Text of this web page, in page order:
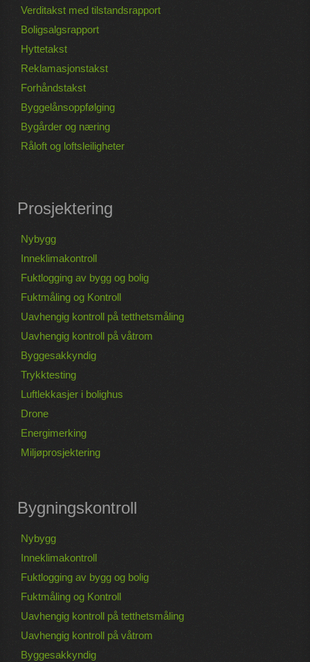
Verditakst med tilstandsrapport
Boligsalgsrapport
Hyttetakst
Reklamasjonstakst
Forhåndstakst
Byggelånsoppfølging
Bygårder og næring
Råloft og loftsleiligheter
Prosjektering
Nybygg
Inneklimakontroll
Fuktlogging av bygg og bolig
Fuktmåling og Kontroll
Uavhengig kontroll på tetthetsmåling
Uavhengig kontroll på våtrom
Byggesakkyndig
Trykktesting
Luftlekkasjer i bolighus
Drone
Energimerking
Miljøprosjektering
Bygningskontroll
Nybygg
Inneklimakontroll
Fuktlogging av bygg og bolig
Fuktmåling og Kontroll
Uavhengig kontroll på tetthetsmåling
Uavhengig kontroll på våtrom
Byggesakkyndig